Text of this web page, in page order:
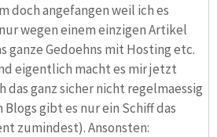
doch angefangen weil ich es
wegen einem einzigen Artikel
ganze Gedoehns mit Hosting etc.
eigentlich macht es mir jetzt
das ganz sicher nicht regelmaessig
Blogs gibt es nur ein Schiff das
zumindest). Ansonsten: